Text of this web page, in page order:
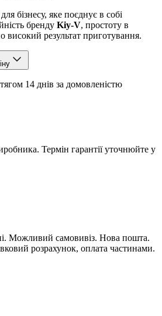
бізнесу, яке поєднує в собі
бренду Kiy-V, простоту в
високий результат приготування.
14 днів за домовленістю
Термін гарантії уточнюйте у
Можливий самовивіз. Нова пошта.
розрахунок, оплата частинами.